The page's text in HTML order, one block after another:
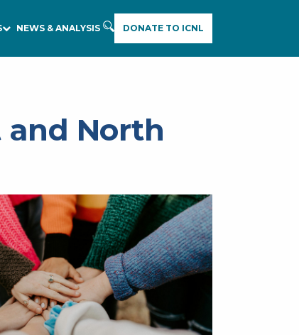
NEWS & ANALYSIS
DONATE TO ICNL
and North